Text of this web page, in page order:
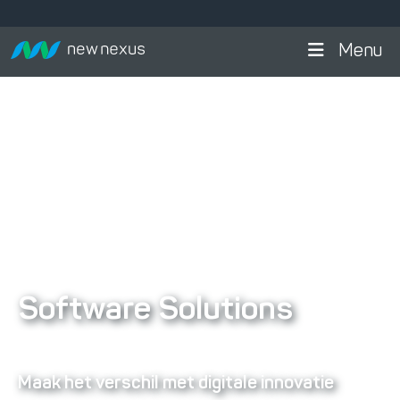
Menu
Software Solutions
Maak het verschil met digitale innovatie